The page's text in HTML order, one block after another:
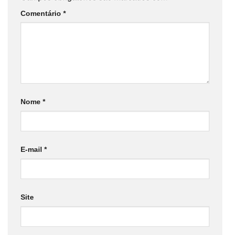
Comentário *
Nome *
E-mail *
Site